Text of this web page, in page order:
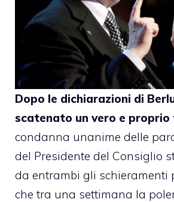
Dopo le dichiarazioni di
scatenato un vero e
condanna unanime delle
del Presidente del Consiglio
da entrambi gli schieramenti
che tra una settimana la